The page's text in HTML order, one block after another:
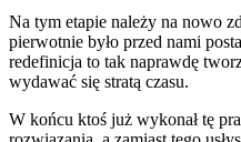
Na tym etapie należy na nowo
pierwotnie było przed nami
redefinicja to tak naprawdę
wydawać się stratą czasu.
W końcu ktoś już wykonał tę